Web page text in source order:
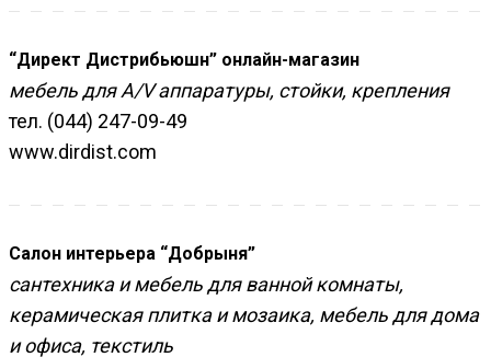
“Директ Дистрибьюшн” онлайн-магазин
мебель для A/V аппаратуры, стойки, крепления
тел. (044) 247-09-49
www.dirdist.com
Салон интерьера “Добрыня”
сантехника и мебель для ванной комнаты,
керамическая плитка и мозаика, мебель для дома
и офиса, текстиль